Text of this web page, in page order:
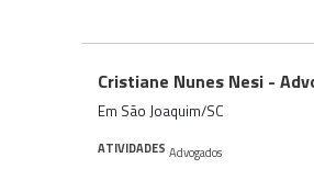
Cristiane Nunes Nesi -
Em São Joaquim/SC
ATIVIDADES Advogados